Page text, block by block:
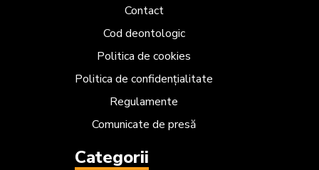
Contact
Cod deontologic
Politica de cookies
Politica de confidențialitate
Regulamente
Comunicate de presă
Categorii